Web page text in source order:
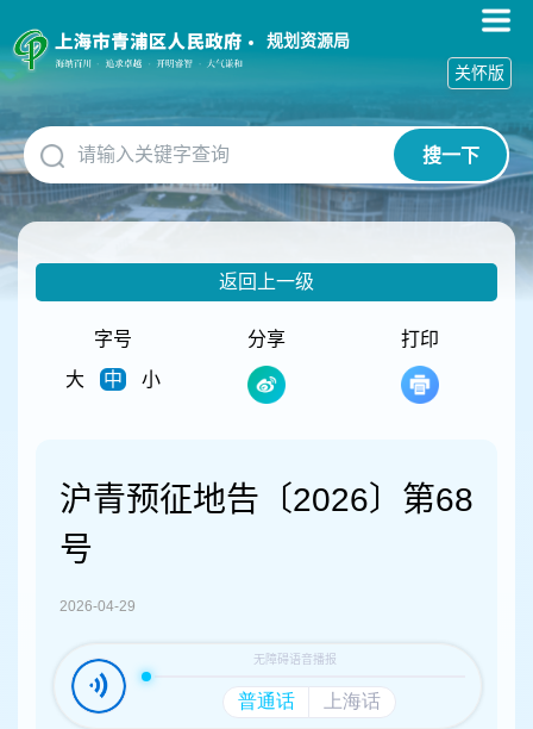
障
碍
作
说
明
跳
到
网
规划资源局
搜一下
关怀版
返回上一级
字号
大
中 小
分享 打印
沪青预征地告〔2026〕第68
号
2026-04-29